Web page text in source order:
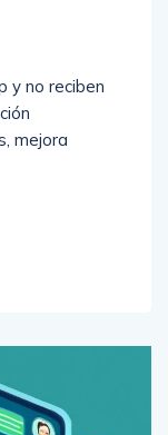
y no reciben
mejora